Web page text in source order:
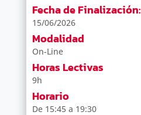
Fecha de Finalización:
15/06/2026
Modalidad
On-Line
Horas Lectivas
9h
Horario
De 15:45 a 19:30